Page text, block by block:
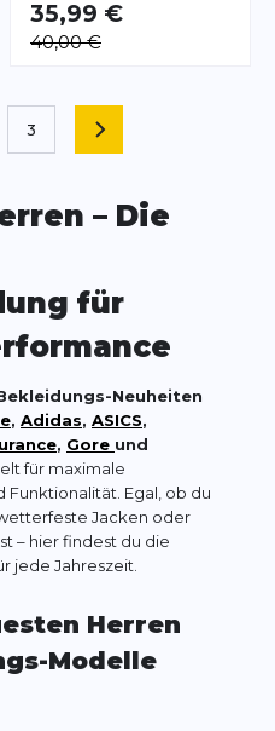
35,99 €
40,00 €
die Seite
Seite
3 SEITE
– Die
für
Neuheiten
, Adidas, ASICS,
, Gore und
für maximale
Egal, ob du
Jacken oder
– hier findest du die
jede Jahreszeit.
Herren
Modelle